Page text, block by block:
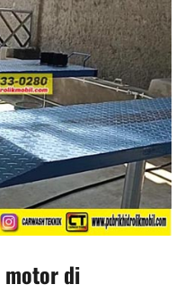
motor di